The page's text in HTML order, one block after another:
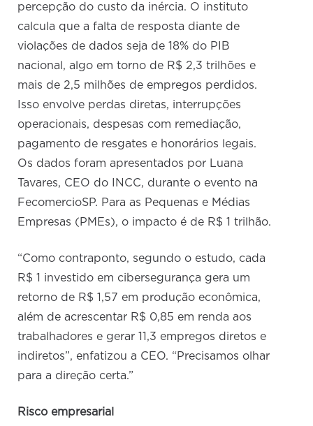
percepção do custo da inércia. O instituto
calcula que a falta de resposta diante de
violações de dados seja de 18% do PIB
nacional, algo em torno de R$ 2,3 trilhões e
mais de 2,5 milhões de empregos perdidos.
Isso envolve perdas diretas, interrupções
operacionais, despesas com remediação,
pagamento de resgates e honorários legais.
Os dados foram apresentados por Luana
Tavares, CEO do INCC, durante o evento na
FecomercioSP. Para as Pequenas e Médias
Empresas (PMEs), o impacto é de R$ 1 trilhão.
“Como contraponto, segundo o estudo, cada
R$ 1 investido em cibersegurança gera um
retorno de R$ 1,57 em produção econômica,
além de acrescentar R$ 0,85 em renda aos
trabalhadores e gerar 11,3 empregos diretos e
indiretos”, enfatizou a CEO. “Precisamos olhar
para a direção certa.”
Risco empresarial